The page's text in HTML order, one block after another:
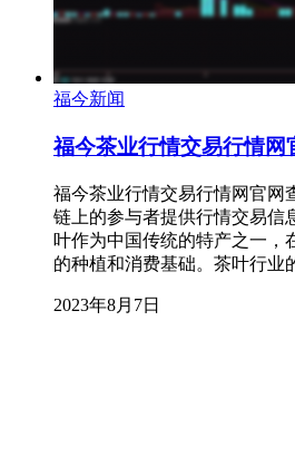
福今新闻
福今茶业行情交易行情网
福今茶业行情交易行情网官网
链上的参与者提供行情交易信
叶作为中国传统的特产之一，
的种植和消费基础。茶叶行
2023年8月7日